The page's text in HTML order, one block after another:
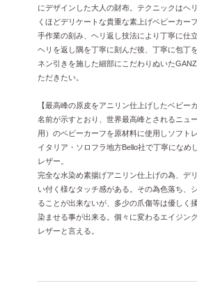
にデザインした大人の財布。テクニックはヘ
くほどデリケートな貴重な素上げベビーカー
手作業の刻み、ヘリ返し技法により丁寧に仕
ヘリを返し隅を丁寧に刻んだ後、丁寧に包丁
ネン引きを施した細部にこだわりぬいた
ただきたい。
【最高峰の原皮をアニリン仕上げしたベビー
名前が示すとおり、世界最高峰とされるニュ
用）のベビーカーフを原材料に使用しソフト
イタリア・ソロフラ地方Bello社で丁寧になめ
レザー。
完全な水染め素揚げアニリン仕上げの為、デ
い付く様なタッチ感がある。その為色落ち、
ることが出来ないが、多少の爪傷等は優しく
染ませる事が出来る。個々に変わるエイジン
レザーと言える。